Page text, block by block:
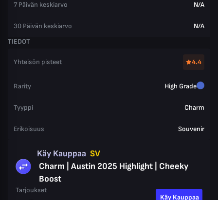
7 Päivän keskiarvo N/A
30 Päivän keskiarvo
N/A
TIEDOT
Yhteisön pisteet 4.4
Rarity High Grade
Tyyppi Charm
Erikoisuus Souvenir
Käy Kauppaa SV
Charm | Austin 2025 Highlight | Cheeky
Boost
Tarjoukset
Käy Kauppaa